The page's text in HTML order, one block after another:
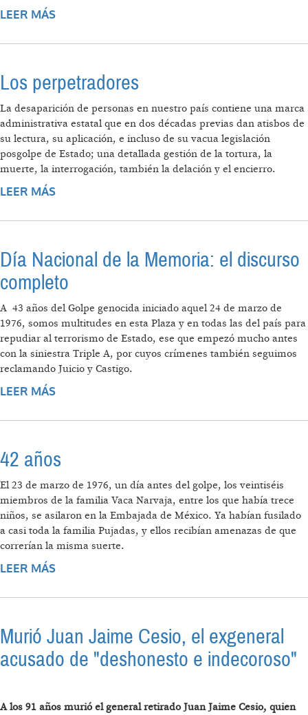
LEER MÁS
Los perpetradores
La desaparición de personas en nuestro país contiene una marca
administrativa estatal que en dos décadas previas dan atisbos de
su lectura, su aplicación, e incluso de su vacua legislación
posgolpe de Estado; una detallada gestión de la tortura, la
muerte, la interrogación, también la delación y el encierro.
LEER MÁS
Día Nacional de la Memoria: el discurso
completo
A 43 años del Golpe genocida iniciado aquel 24 de marzo de
1976, somos multitudes en esta Plaza y en todas las del país para
repudiar al terrorismo de Estado, ese que empezó mucho antes
con la siniestra Triple A, por cuyos crímenes también seguimos
reclamando Juicio y Castigo.
LEER MÁS
42 años
El 23 de marzo de 1976, un día antes del golpe, los veintiséis
miembros de la familia Vaca Narvaja, entre los que había trece
niños, se asilaron en la Embajada de México. Ya habían fusilado
a casi toda la familia Pujadas, y ellos recibían amenazas de que
correrían la misma suerte.
LEER MÁS
Murió Juan Jaime Cesio, el exgeneral
acusado de "deshonesto e indecoroso"
A los 91 años murió el general retirado Juan Jaime Cesio, quien